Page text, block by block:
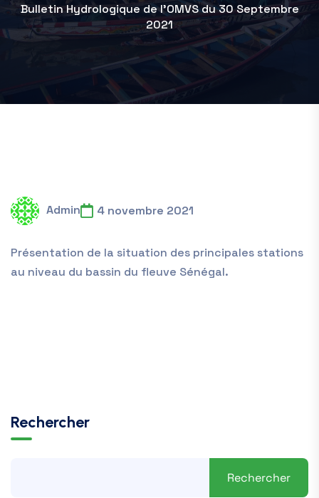
Bulletin Hydrologique de l’OMVS du 30 Septembre
2021
Admin 4 novembre 2021
Présentation de la situation des principales stations
au niveau du bassin du fleuve Sénégal.
Rechercher
Rechercher